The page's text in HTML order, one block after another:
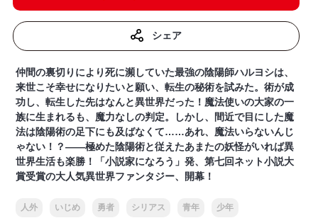
シェア
仲間の裏切りにより死に瀕していた最強の陰陽師ハルヨシは、
来世こそ幸せになりたいと願い、転生の秘術を試みた。術が成
功し、転生した先はなんと異世界だった！魔法使いの大家の一
族に生まれるも、魔力なしの判定。しかし、間近で目にした魔
法は陰陽術の足下にも及ばなくて……あれ、魔法いらないんじ
ゃない！？――極めた陰陽術と従えたあまたの妖怪がいれば異
世界生活も楽勝！「小説家になろう」発、第七回ネット小説大
賞受賞の大人気異世界ファンタジー、開幕！
人外 いじめ 勇者 シリアス 青年 少年